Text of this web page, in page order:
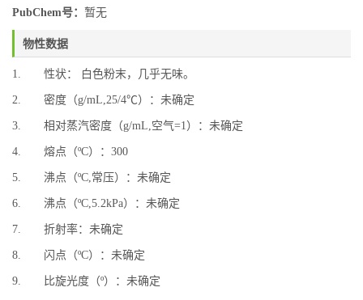
PubChem号： 暂无
物性数据
1. 性状： 白色粉末，几乎无味。
2. 密度（g/mL,25/4℃）：未确定
3. 相对蒸汽密度（g/mL,空气=1）：未确定
4. 熔点（ºC）：300
5. 沸点（ºC,常压）：未确定
6. 沸点（ºC,5.2kPa）：未确定
7. 折射率：未确定
8. 闪点（ºC）：未确定
9. 比旋光度（º）：未确定